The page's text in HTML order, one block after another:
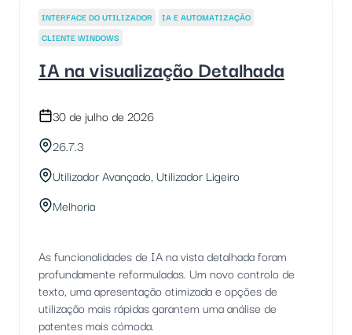
INTERFACE DO UTILIZADOR
IA E AUTOMATIZAÇÃO
CLIENTE WINDOWS
IA na visualização Detalhada
30 de julho de 2026
26.7.3
Utilizador Avançado, Utilizador Ligeiro
Melhoria
As funcionalidades de IA na vista detalhada foram
profundamente reformuladas. Um novo controlo de
texto, uma apresentação otimizada e opções de
utilização mais rápidas garantem uma análise de
patentes mais cómoda.